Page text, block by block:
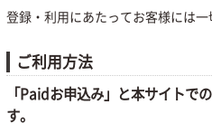
登録・利用にあたってお客様には一
ご利用方法
「Paidお申込み」と本サイトで
す。